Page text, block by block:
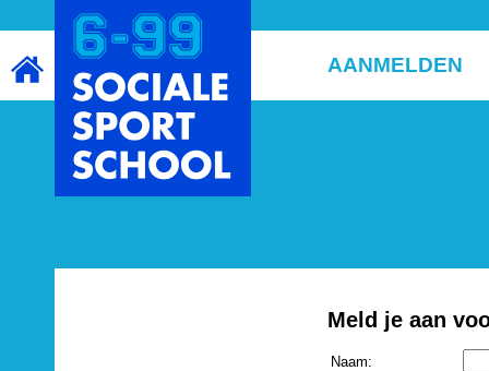
AANMELDEN
Meld je aan
Naam: